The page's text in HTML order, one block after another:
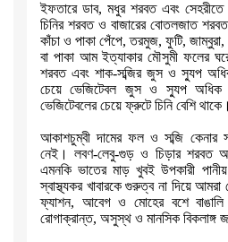
ইফতারে ডাব, মধুর শরবত এবং
চিনির শরবত ও বাজারের বোতলজাত
কাঁচা ও পাকা পেঁপে,তরমুজ, ফুটি, জাম্বুরা,
বা পাকা আম ইত্যাকার মৌসুমী ফলের
শরবত এবং শাক-সব্জির জুস ও স্যুপ
চেয়ে ভেজিটেবল জুস ও স্যুপ অধিক
ভেজিটেবলের চেয়ে ফ্রুটে চিনি বেশি থাকে।
আকাশচুম্বী দামের ফল ও সব্জি কেনার
নেই।
লবণ-লেবু-গুড় ও চিড়ার শরবত
এমনকি ভাতের মাড় খুবই উপকারী
স্বাস্থ্যকর খাবারকে গুরুত্ব না দিয়ে আমরা
ফ্যাশন, আবেগ ও মোহের বশে বাঙালি
রোগাক্রান্ত, অসুস্থ ও মানসিক বিকলাঙ্গ